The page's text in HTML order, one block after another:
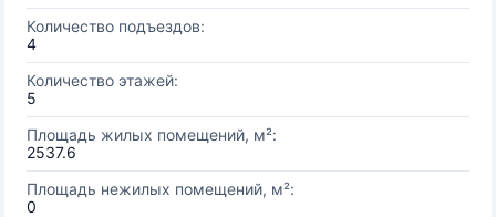
Количество подъездов:
4
Количество этажей:
5
Площадь жилых помещений, м²:
2537.6
Площадь нежилых помещений, м²:
0